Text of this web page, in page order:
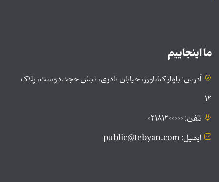
ما اینجاییم
آدرس: بلوار کشاورز، خیابان نادری، نبش حجت‌دوست، پلاک
۱۲
تلفن: ۰۲۱۸۱۲۰۰۰۰۰
ایمیل: public@tebyan.com